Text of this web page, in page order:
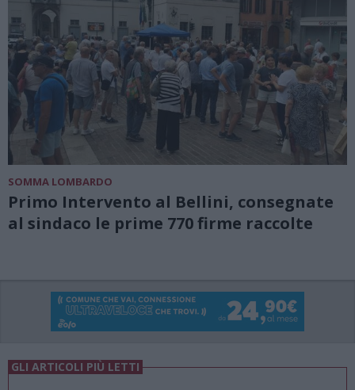
SOMMA LOMBARDO
Primo Intervento al Bellini, consegnate
al sindaco le prime 770 firme raccolte
GLI ARTICOLI PIÙ LETTI